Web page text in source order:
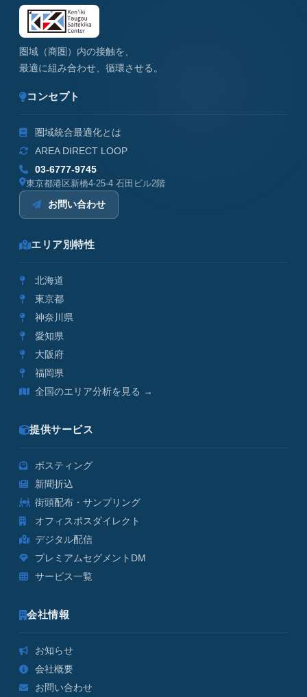
圏域（商圏）内の接触を、
最適に組み合わせ、循環させる。
コンセプト
圏域統合最適化とは
AREA DIRECT LOOP
03-6777-9745
東京都港区新橋4-25-4 石田ビル2階
お問い合わせ
エリア別特性
北海道
東京都
神奈川県
愛知県
大阪府
福岡県
全国のエリア分析を見る →
提供サービス
ポスティング
新聞折込
街頭配布・サンプリング
オフィスポスダイレクト
デジタル配信
プレミアムセグメントDM
サービス一覧
会社情報
お知らせ
会社概要
お問い合わせ